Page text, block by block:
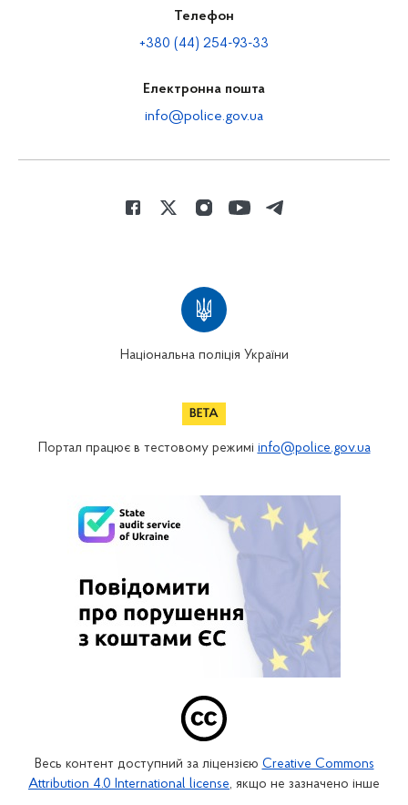
Телефон
+380 (44) 254-93-33
Електронна пошта
info@police.gov.ua
Національна поліція України
Портал працює в тестовому режимі info@police.gov.ua
Весь контент доступний за ліцензією Creative Commons
Attribution 4.0 International license, якщо не зазначено інше